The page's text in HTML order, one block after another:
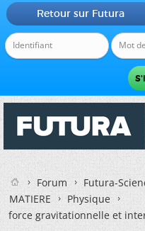
Retour sur Futura
Forum
Futura-
MATIERE
Physique
force gravitationnelle et